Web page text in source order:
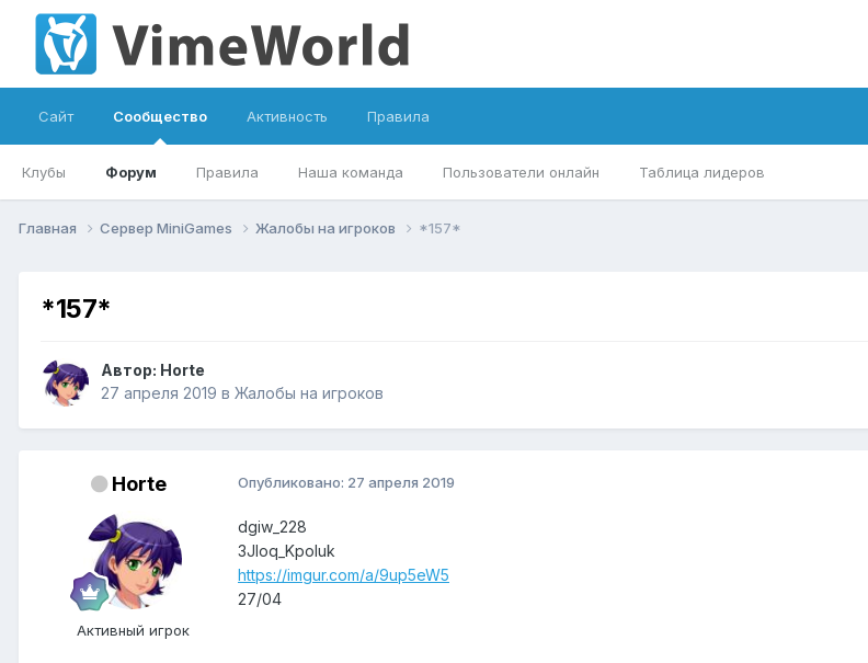
Сайт Сообщество
Клубы Форум Правила Наша команда Пользователи онлайн Таблица лидеров
Активность Правила
Главная Сервер MiniGames Жалобы на игроков *157*
*157*
Автор: Horte
27 апреля 2019 в Жалобы на игроков
Horte
Активный игрок
Опубликовано: 27 апреля 2019
dgiw_228
3Jloq_Kpoluk
https://imgur.com/a/9up5eW5
27/04